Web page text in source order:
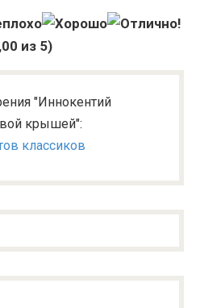
из 5)
"Иннокентий
крышей":
классиков